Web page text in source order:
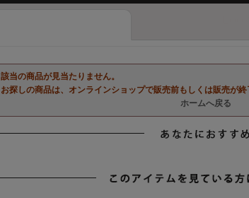
該当の商品が見当たりません。
お探しの商品は、オンラインショップで販売前もしくは販売が終
ホームへ戻る